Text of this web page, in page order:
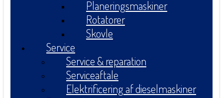
Planeringsmaskiner
Rotatorer
Skovle
Service
Service & reparation
Serviceaftale
Elektrificering af dieselmaskiner